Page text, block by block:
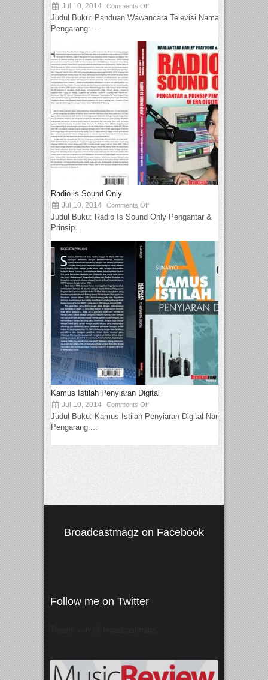
Jul 10, 2014 Comments Off
Judul Buku: Panduan Wawancara Televisi Nama
Pengarang:...
Radio is Sound Only
Jul 10, 2014 Comments Off
Judul Buku: Radio Is Sound Only Pengantar &
Prinsip...
Kamus Istilah Penyiaran Digital
Jul 10, 2014 Comments Off
Judul Buku: Kamus Istilah Penyiaran Digital Nama
Pengarang:...
Broadcastmagz on Facebook
Follow me on Twitter